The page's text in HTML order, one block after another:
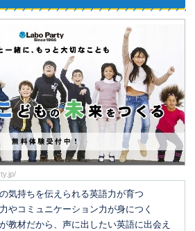
の気持ちを伝えられる英語力が育つ
やコミュニケーション力が身につく
教材だから、声に出したい英語に出会え